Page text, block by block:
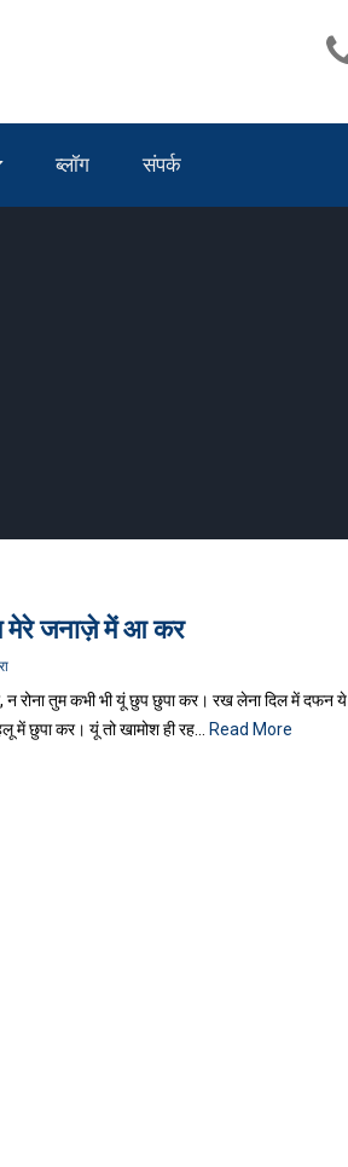
ब्लॉग संपर्क
मेरे जनाज़े में आ कर
रोना तुम कभी भी यूं छुप छुपा कर। रख लेना दिल में दफन ये
में छुपा कर। यूं तो खामोश ही रह…
Read More